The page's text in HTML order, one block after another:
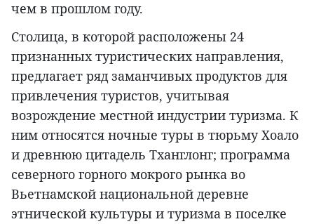
чем в прошлом году.
Столица, в которой расположены 24
признанных туристических направления,
предлагает ряд заманчивых продуктов для
привлечения туристов, учитывая
возрождение местной индустрии туризма. К
ним относятся ночные туры в тюрьму Хоало
и древнюю цитадель Тханглонг; программа
северного горного мокрого рынка во
Вьетнамской национальной деревне
этнической культуры и туризма в поселке